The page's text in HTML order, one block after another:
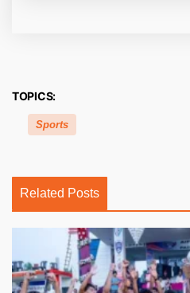
TOPICS:
Sports
Related Posts